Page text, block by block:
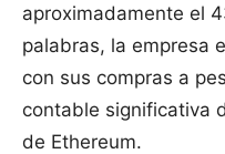
aproximadamente el
palabras, la empresa
con sus compras a
contable significativa
de Ethereum.